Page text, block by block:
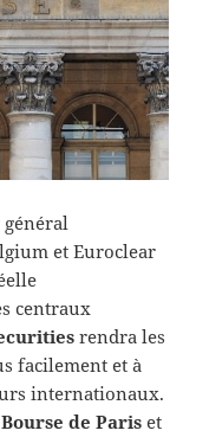
et Euroclear
centraux
rendra les
facilement et à
internationaux.
Bourse de Paris et